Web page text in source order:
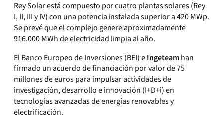
Rey Solar está compuesto por cuatro plantas solares (Rey
I, II, III y IV) con una potencia instalada superior a 420 MWp.
Se prevé que el complejo genere aproximadamente
916.000 MWh de electricidad limpia al año.
El Banco Europeo de Inversiones (BEI) eIngeteamhan
firmado un acuerdo de financiación por valor de 75
millones de euros para impulsar actividades de
investigación, desarrollo e innovación (I+D+i) en
tecnologías avanzadas de energías renovables y
electrificación.